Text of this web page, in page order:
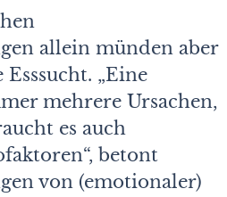
allein münden aber
„Eine
mehrere Ursachen,
es auch
betont
von (emotionaler)